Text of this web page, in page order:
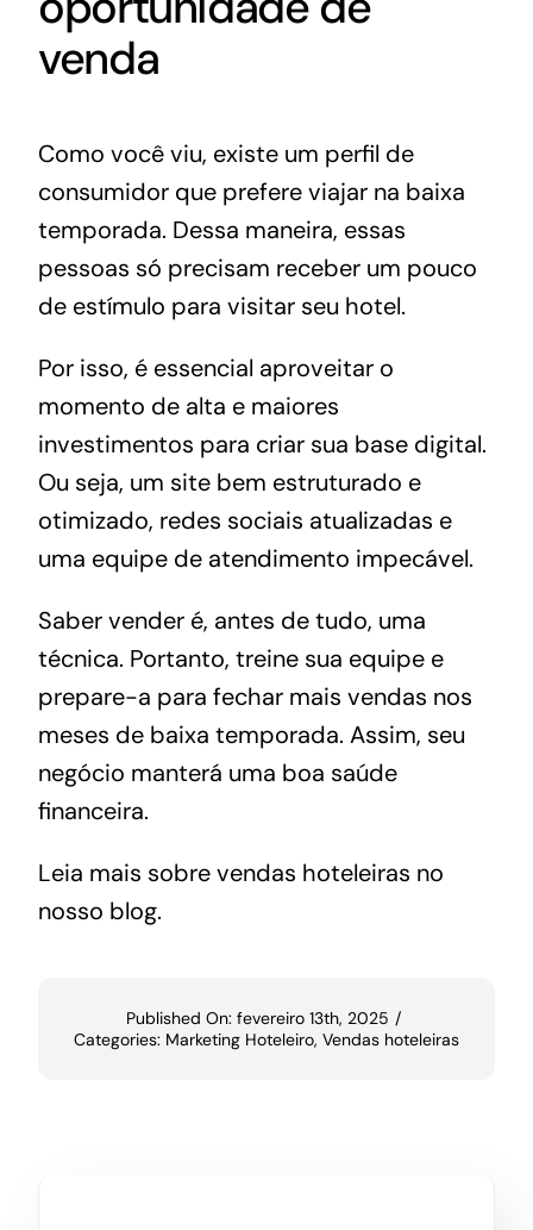
venda
Como você viu, existe um perfil de
consumidor que prefere viajar na baixa
temporada. Dessa maneira, essas
pessoas só precisam receber um pouco
de estímulo para visitar seu hotel.
Por isso, é essencial aproveitar o
momento de alta e maiores
investimentos para criar sua base digital.
Ou seja, um site bem estruturado e
otimizado, redes sociais atualizadas e
uma equipe de atendimento impecável.
Saber vender é, antes de tudo, uma
técnica. Portanto, treine sua equipe e
prepare-a para fechar mais vendas nos
meses de baixa temporada. Assim, seu
negócio manterá uma boa saúde
financeira.
Leia mais sobre vendas hoteleiras no
nosso blog.
Published On: fevereiro 13th, 2025 /
Categories: Marketing Hoteleiro, Vendas hoteleiras